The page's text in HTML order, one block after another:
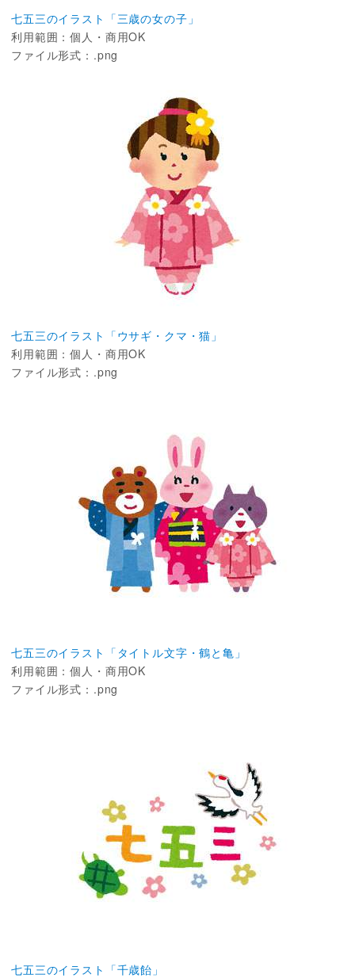
七五三のイラスト「三歳の女の子」
利用範囲：個人・商用OK
ファイル形式：.png
七五三のイラスト「ウサギ・クマ・猫」
利用範囲：個人・商用OK
ファイル形式：.png
七五三のイラスト「タイトル文字・鶴と亀」
利用範囲：個人・商用OK
ファイル形式：.png
七五三のイラスト「千歳飴」